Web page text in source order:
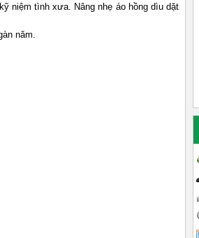
niệm tình xưa. Nâng nhẹ áo hồng dìu dặt
năm.